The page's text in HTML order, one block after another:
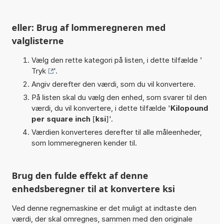
eller: Brug af lommeregneren med
valglisterne
Vælg den rette kategori på listen, i dette tilfælde '
Tryk
'.
Angiv derefter den værdi, som du vil konvertere.
På listen skal du vælg den enhed, som svarer til den
værdi, du vil konvertere, i dette tilfælde 'Kilopound
per square inch[ksi]'.
Værdien konverteres derefter til alle måleenheder,
som lommeregneren kender til.
Brug den fulde effekt af denne
enhedsberegner til at konvertere ksi
Ved denne regnemaskine er det muligt at indtaste den
værdi, der skal omregnes, sammen med den originale